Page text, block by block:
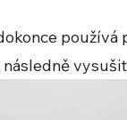
používá